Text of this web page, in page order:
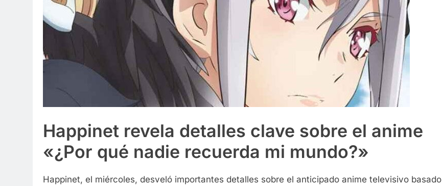
Happinet revela detalles clave sobre el anime
«¿Por qué nadie recuerda mi mundo?»
Happinet, el miércoles, desveló importantes detalles sobre el anticipado anime televisivo basado